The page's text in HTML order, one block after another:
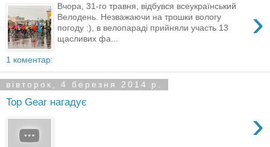
›
Вчора, 31-го травня, відбувся всеукраїнський
Велодень. Незважаючи на трошки вологу
погоду :), в велопараді прийняли участь 13
щасливих фа...
1 коментар:
вівторок, 4 березня 2014 р.
Top Gear нагадує
›